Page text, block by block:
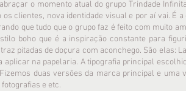
o momento atual do grupo Trindade
clientes, nova identidade visual e por aí vai. É a
que tudo que o grupo faz é feito com muito
boho que é a inspiração constante para
pitadas de doçura com aconchego. São elas:
na papelaria. A tipografia principal
duas versões da marca principal e uma
e etc.